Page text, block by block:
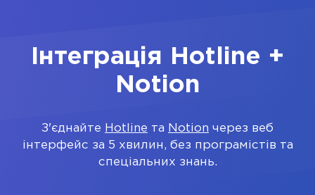
Інтеграція Hotline +
Notion
З'єднайте Hotline та Notion через веб
інтерфейс за 5 хвилин, без програмістів та
спеціальних знань.